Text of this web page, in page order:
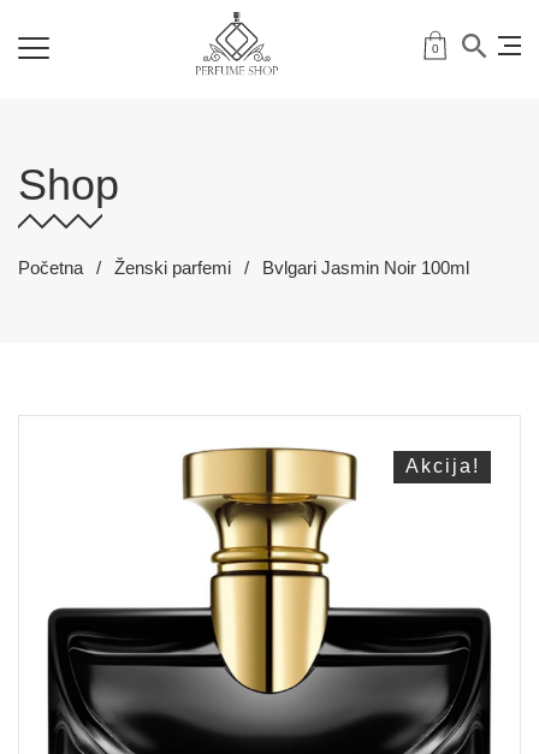
0
Shop
Početna Ženski parfemi Bvlgari Jasmin Noir 100ml
Akcija!